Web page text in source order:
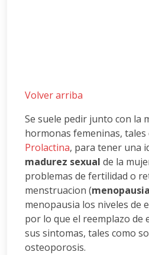
Volver arriba
Se suele pedir junto con la
hormonas femeninas, tales
Prolactina, para tener una
madurez sexual de la
problemas de fertilidad o
menstruacion (menopausia
menopausia los niveles de
por lo que el reemplazo de
sus sintomas, tales como
osteoporosis.